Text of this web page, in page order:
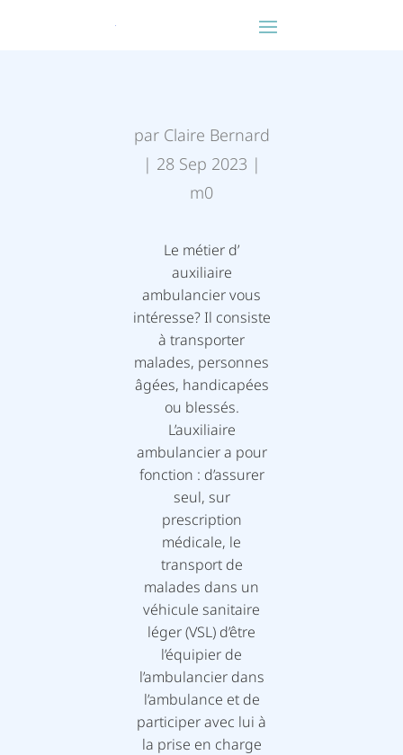
par Claire Bernard
| 28 Sep 2023 |
m0
Le métier d’
auxiliaire
ambulancier vous
intéresse? Il consiste
à transporter
malades, personnes
âgées, handicapées
ou blessés.
L’auxiliaire
ambulancier a pour
fonction : d’assurer
seul, sur
prescription
médicale, le
transport de
malades dans un
véhicule sanitaire
léger (VSL) d’être
l’équipier de
l’ambulancier dans
l’ambulance et de
participer avec lui à
la prise en charge